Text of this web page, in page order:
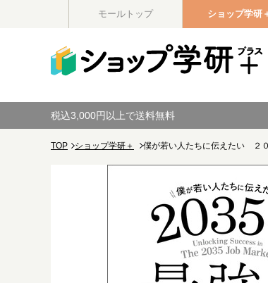
モールトップ ショップ学研
税込3,000円以上で送料無料
TOP ショップ学研＋ 僕が若い人たちに伝えたい ２